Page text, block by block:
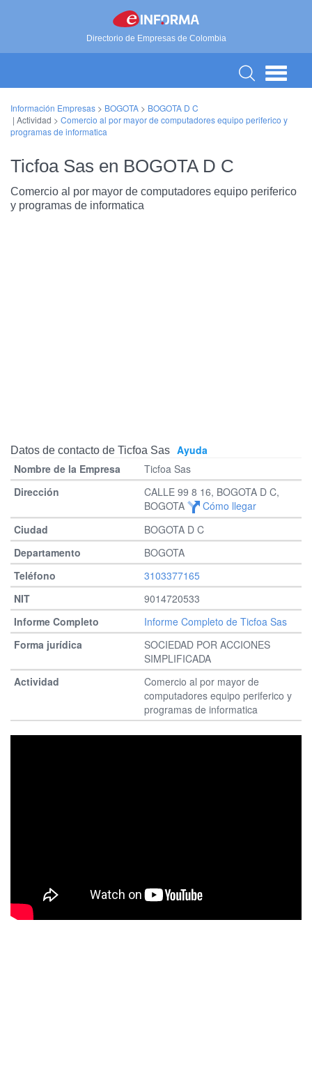
Directorio de Empresas de Colombia
Información Empresas > BOGOTA > BOGOTA D C
| Actividad > Comercio al por mayor de computadores equipo periferico y
programas de informatica
Ticfoa Sas en BOGOTA D C
Comercio al por mayor de computadores equipo periferico
y programas de informatica
Datos de contacto de Ticfoa Sas Ayuda
Ticfoa Sas
CALLE 99 8 16, BOGOTA D C,
BOGOTA
Cómo llegar
BOGOTA D C
BOGOTA
3103377165
9014720533
Informe Completo de Ticfoa Sas
SOCIEDAD POR ACCIONES
SIMPLIFICADA
Comercio al por mayor de
computadores equipo periferico y
programas de informatica